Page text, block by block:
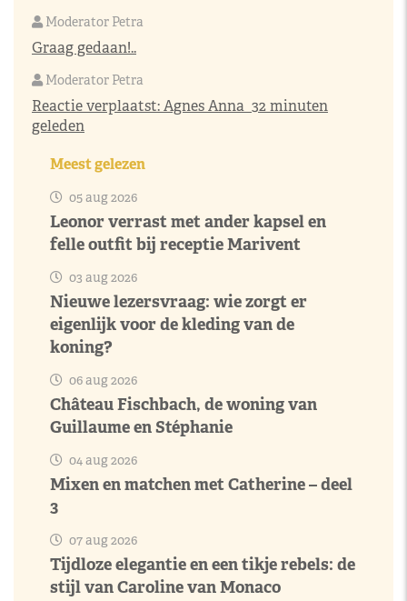
Moderator Petra
Graag gedaan!..
Moderator Petra
Reactie verplaatst:Agnes Anna 32 minuten
geleden
Meest gelezen
05 aug 2026
Leonor verrast met ander kapsel en
felle outfit bij receptie Marivent
03 aug 2026
Nieuwe lezersvraag: wie zorgt er
eigenlijk voor de kleding van de
koning?
06 aug 2026
Château Fischbach, de woning van
Guillaume en Stéphanie
04 aug 2026
Mixen en matchen met Catherine – deel
3
07 aug 2026
Tijdloze elegantie en een tikje rebels: de
stijl van Caroline van Monaco